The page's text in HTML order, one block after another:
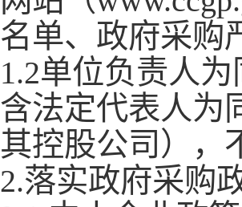
名单、政府采购
1.2单位负责人
含法定代表人为
其控股公司），
2.落实政府采购